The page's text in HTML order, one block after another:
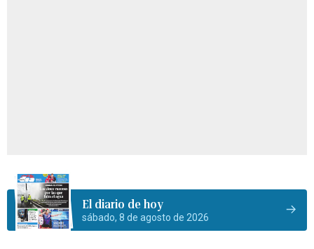
El diario de hoy
sábado, 8 de agosto de 2026